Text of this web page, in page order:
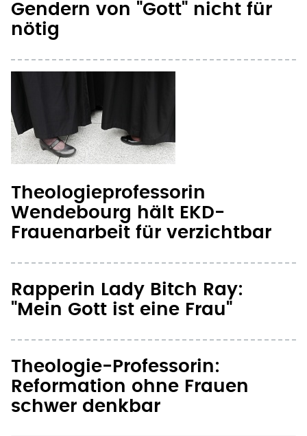
Gendern von "Gott" nicht für
nötig
Theologieprofessorin
Wendebourg hält EKD-
Frauenarbeit für verzichtbar
Rapperin Lady Bitch Ray:
"Mein Gott ist eine Frau"
Theologie-Professorin:
Reformation ohne Frauen
schwer denkbar